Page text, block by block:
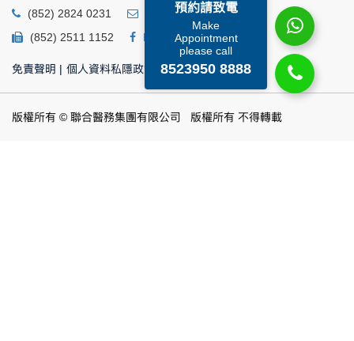
預約請致電
Make
Appointment
please call
8523950 8888
(852) 2824 0231
business@ump.com.hk
(852) 2511 1152
Facebook Linkedin
免責聲明 | 個人資料私隱政策 | 個人資料收集聲明
版權所有 © 聯合醫務集團有限公司 版權所有 不得轉載